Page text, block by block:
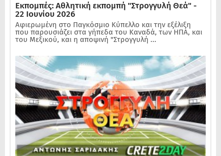
Εκπομπές: Αθλητική εκπομπή "Στρογγυλή Θεά" -
22 Ιουνίου 2026
Αφιερωμένη στο Παγκόσμιο Κύπελλο και την εξέλιξη
που παρουσιάζει στα γήπεδα του Καναδά, των ΗΠΑ, και
του Μεξικού, και η αποψινή "Στρογγυλή ...